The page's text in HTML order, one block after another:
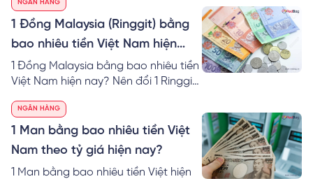
RedBag khám phá ngay cách rút
tiền từ tài khoản thoại về thẻ ngân
hàng chi tiết.
NGÂN HÀNG
1 Đồng Malaysia (Ringgit) bằng
bao nhiêu tiền Việt Nam hiện
nay?
1 Đồng Malaysia bằng bao nhiêu tiền
Việt Nam hiện nay? Nên đổi 1 Ringgit
Malaysia bằng bao nhiêu tiền Việt tại
40 ngân hàng.
NGÂN HÀNG
1 Man bằng bao nhiêu tiền Việt
Nam theo tỷ giá hiện nay?
1 Man bằng bao nhiêu tiền Việt hiện